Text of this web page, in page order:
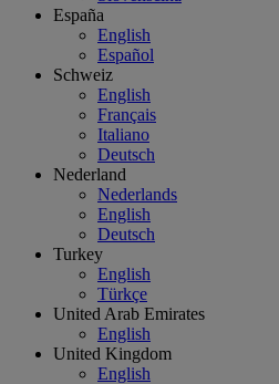
España
English
Español
Schweiz
English
Français
Italiano
Deutsch
Nederland
Nederlands
English
Deutsch
Turkey
English
Türkçe
United Arab Emirates
English
United Kingdom
English